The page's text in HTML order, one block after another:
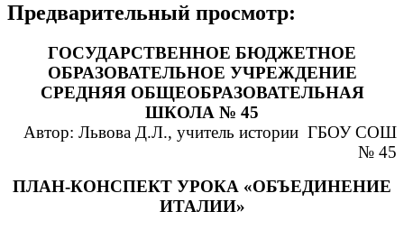
Предварительный просмотр:
ГОСУДАРСТВЕННОЕ БЮДЖЕТНОЕ
ОБРАЗОВАТЕЛЬНОЕ УЧРЕЖДЕНИЕ
СРЕДНЯЯ ОБЩЕОБРАЗОВАТЕЛЬНАЯ
ШКОЛА № 45
Автор: Львова Д.Л., учитель истории ГБОУ СОШ
№ 45
ПЛАН-КОНСПЕКТ УРОКА «ОБЪЕДИНЕНИЕ
ИТАЛИИ»